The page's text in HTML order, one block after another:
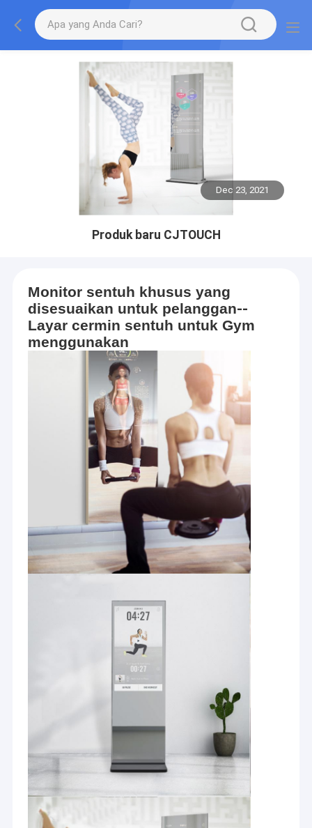
Dec 23, 2021
Produk baru CJTOUCH
Monitor sentuh khusus yang
disesuaikan untuk pelanggan--
Layar cermin sentuh untuk Gym
menggunakan